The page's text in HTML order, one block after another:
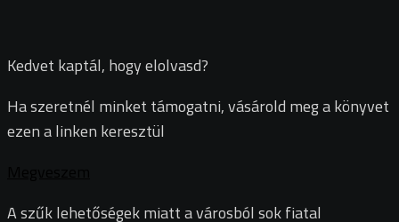
Kedvet kaptál, hogy elolvasd?
Ha szeretnél minket támogatni, vásárold meg a könyvet
ezen a linken keresztül
A szűk lehetőségek miatt a városból sok fiatal